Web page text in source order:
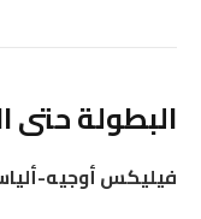
البطولة حتى
فيليكس أوجيه-